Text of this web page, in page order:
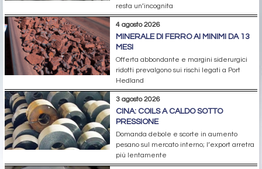
resta un’incognita
4 agosto 2026
MINERALE DI FERRO AI MINIMI DA 13
MESI
Offerta abbondante e margini siderurgici
ridotti prevalgono sui rischi legati a Port
Hedland
3 agosto 2026
CINA: COILS A CALDO SOTTO
PRESSIONE
Domanda debole e scorte in aumento
pesano sul mercato interno; l’export arretra
più lentamente